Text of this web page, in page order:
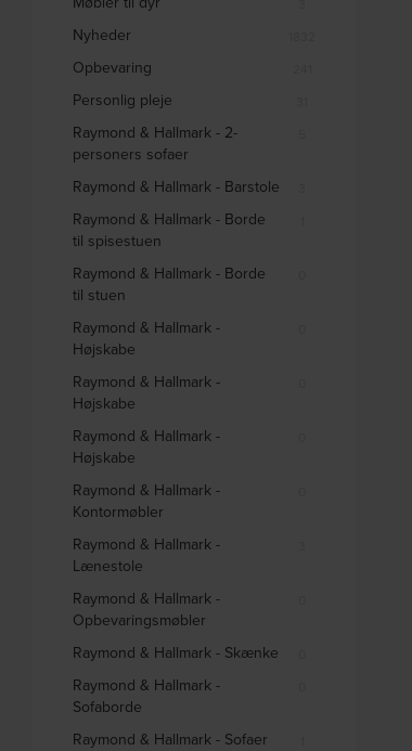
Nyheder
Opbevaring
Personlig pleje
Raymond & Hallmark - 2-
personers sofaer
Raymond & Hallmark - Barstole
Raymond & Hallmark - Borde
til spisestuen
Raymond & Hallmark - Borde
til stuen
Raymond & Hallmark -
Højskabe
Raymond & Hallmark -
Højskabe
Raymond & Hallmark -
Højskabe
Raymond & Hallmark -
Kontormøbler
Raymond & Hallmark -
Lænestole
Raymond & Hallmark -
Opbevaringsmøbler
Raymond & Hallmark - Skænke
Raymond & Hallmark -
Sofaborde
Raymond & Hallmark - Sofaer